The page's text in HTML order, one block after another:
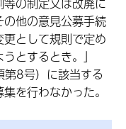
他の意見公募手続
として規則で定め
とするとき。」
第8号）に該当する
を行わなかった。